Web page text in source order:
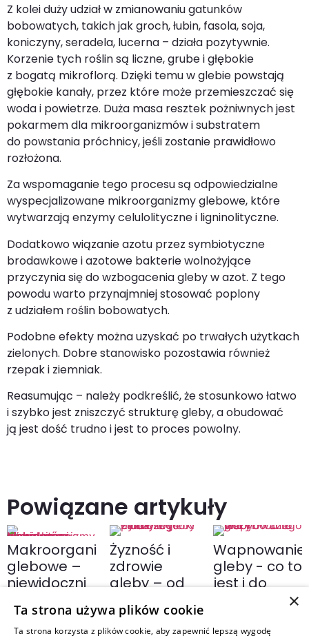
Z kolei duży udział w zmianowaniu gatunków
bobowatych, takich jak groch, łubin, fasola, soja,
koniczyny, seradela, lucerna – działa pozytywnie.
Korzenie tych roślin są liczne, grube i głębokie
z bogatą mikroflorą. Dzięki temu w glebie powstają
głębokie kanały, przez które może przemieszczać się
woda i powietrze. Duża masa resztek pożniwnych jest
pokarmem dla mikroorganizmów i substratem
do powstania próchnicy, jeśli zostanie prawidłowo
rozłożona.
Za wspomaganie tego procesu są odpowiedzialne
wyspecjalizowane mikroorganizmy glebowe, które
wytwarzają enzymy celulolityczne i ligninolityczne.
Dodatkowo wiązanie azotu przez symbiotyczne
brodawkowe i azotowe bakterie wolnożyjące
przyczynia się do wzbogacenia gleby w azot. Z tego
powodu warto przynajmniej stosować poplony
z udziałem roślin bobowatych.
Podobne efekty można uzyskać po trwałych użytkach
zielonych. Dobre stanowisko pozostawia również
rzepak i ziemniak.
Reasumując – należy podkreślić, że stosunkowo łatwo
i szybko jest zniszczyć strukturę gleby, a obudować
ją jest dość trudno i jest to proces powolny.
Powiązane artykuły
Makroorganizmy
glebowe –
niewidoczni
gleby, którzy
decydują o
Żyzność i
zdrowie
gleby – od
wysoki plon?
Wapnowanie
gleby - co to
jest i do
czego służy?
CZYTAJ
×
Ta strona używa plików cookie
Ta strona korzysta z plików cookie, aby zapewnić lepszą wygodę